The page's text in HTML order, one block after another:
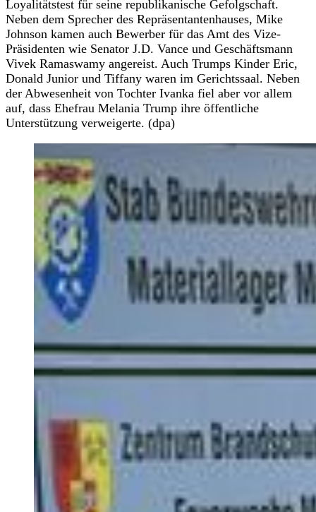
Loyalitätstest für seine republikanische Gefolgschaft.
Neben dem Sprecher des Repräsentantenhauses, Mike
Johnson kamen auch Bewerber für das Amt des Vize-
Präsidenten wie Senator J.D. Vance und Geschäftsmann
Vivek Ramaswamy angereist. Auch Trumps Kinder Eric,
Donald Junior und Tiffany waren im Gerichtssaal. Neben
der Abwesenheit von Tochter Ivanka fiel aber vor allem
auf, dass Ehefrau Melania Trump ihre öffentliche
Unterstützung verweigerte. (dpa)